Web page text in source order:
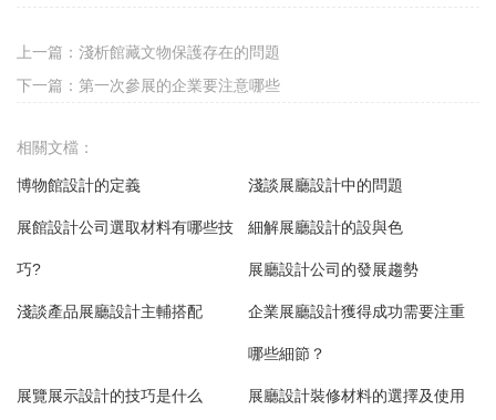
上一篇： 淺析館藏文物保護存在的問題
下一篇： 第一次參展的企業要注意哪些
相關文檔：
博物館設計的定義 淺談展廳設計中的問題
展館設計公司選取材料有哪些技
巧?
細解展廳設計的設與色
展廳設計公司的發展趨勢
淺談產品展廳設計主輔搭配 企業展廳設計獲得成功需要注重
哪些細節？
展覽展示設計的技巧是什么 展廳設計裝修材料的選擇及使用